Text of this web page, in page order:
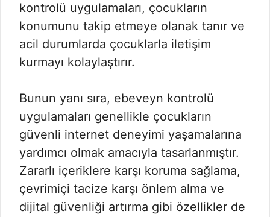
kontrolü uygulamaları, çocukların
konumunu takip etmeye olanak tanır ve
acil durumlarda çocuklarla iletişim
kurmayı kolaylaştırır.
Bunun yanı sıra, ebeveyn kontrolü
uygulamaları genellikle çocukların
güvenli internet deneyimi yaşamalarına
yardımcı olmak amacıyla tasarlanmıştır.
Zararlı içeriklere karşı koruma sağlama,
çevrimiçi tacize karşı önlem alma ve
dijital güvenliği artırma gibi özellikler de